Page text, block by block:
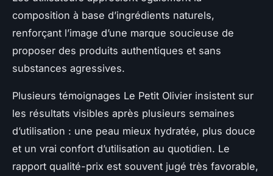
composition à base d’ingrédients naturels,
renforçant l’image d’une marque soucieuse de
proposer des produits authentiques et sans
substances agressives.
Plusieurs témoignages Le Petit Olivier insistent sur
les résultats visibles après plusieurs semaines
d’utilisation : une peau mieux hydratée, plus douce
et un vrai confort d’utilisation au quotidien. Le
rapport qualité-prix est souvent jugé très favorable,